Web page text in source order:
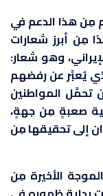
مِن هذا الدعم في
مِن أبرز شعارات
وهو شعار:
يُعبِّر عن رفضهم
تحمَّل المواطنين
صعبةٍ مِن جهةٍ،
إلى تحقيقها مِن
الأخيرة مِن